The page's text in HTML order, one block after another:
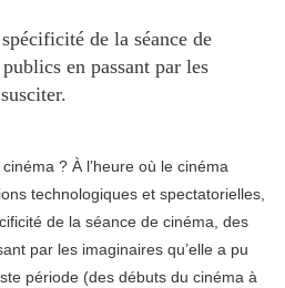
de la séance de
en passant par les
? À l’heure où le cinéma
technologiques et spectatorielles,
de la séance de cinéma, des
par les imaginaires qu’elle a pu
période (des débuts du cinéma à